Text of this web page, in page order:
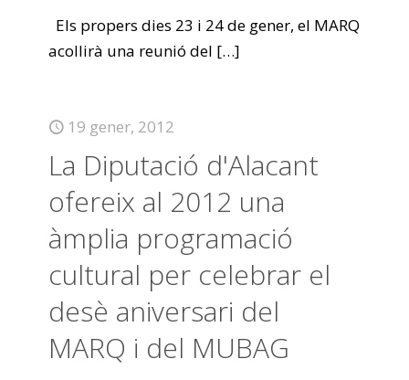
Els propers dies 23 i 24 de gener, el MARQ
acollirà una reunió del […]
19 gener, 2012
La Diputació d'Alacant
ofereix al 2012 una
àmplia programació
cultural per celebrar el
desè aniversari del
MARQ i del MUBAG